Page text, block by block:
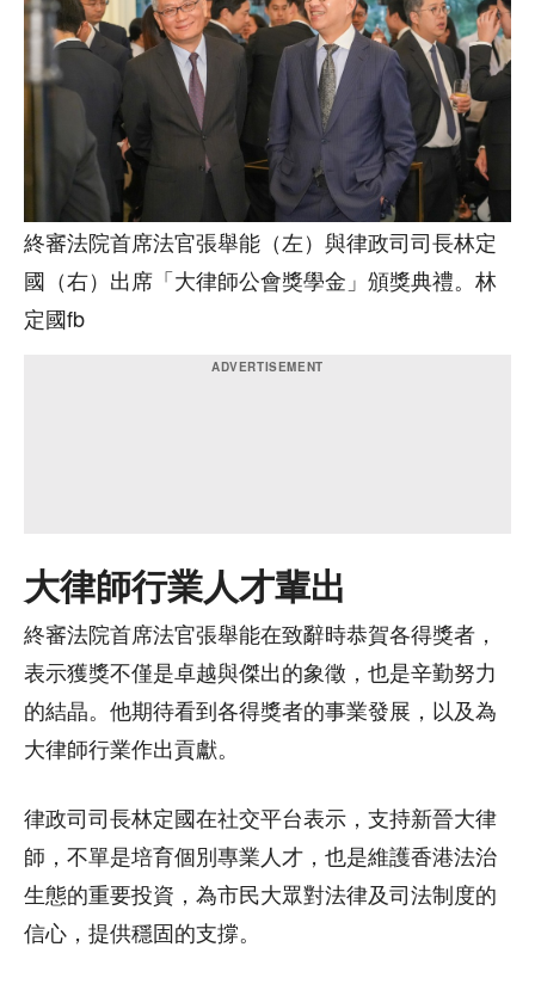
終審法院首席法官張舉能（左）與律政司司長林定
國（右）出席「大律師公會獎學金」頒獎典禮。林
定國fb
大律師行業人才輩出
終審法院首席法官張舉能在致辭時恭賀各得獎者，
表示獲獎不僅是卓越與傑出的象徵，也是辛勤努力
的結晶。他期待看到各得獎者的事業發展，以及為
大律師行業作出貢獻。
律政司司長林定國在社交平台表示，支持新晉大律
師，不單是培育個別專業人才，也是維護香港法治
生態的重要投資，為市民大眾對法律及司法制度的
信心，提供穩固的支撐。